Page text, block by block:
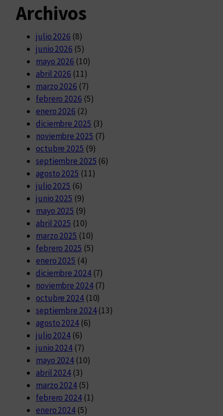
Archivos
julio 2026 (8)
junio 2026 (5)
mayo 2026 (10)
abril 2026 (11)
marzo 2026 (7)
febrero 2026 (5)
enero 2026 (2)
diciembre 2025 (3)
noviembre 2025 (7)
octubre 2025 (9)
septiembre 2025 (6)
agosto 2025 (11)
julio 2025 (6)
junio 2025 (9)
mayo 2025 (9)
abril 2025 (10)
marzo 2025 (10)
febrero 2025 (5)
enero 2025 (4)
diciembre 2024(7)
noviembre 2024(7)
octubre 2024(10)
septiembre 2024(13)
agosto 2024(6)
julio 2024 (6)
junio 2024 (7)
mayo 2024 (10)
abril 2024 (3)
marzo 2024 (5)
febrero 2024(1)
enero 2024 (5)